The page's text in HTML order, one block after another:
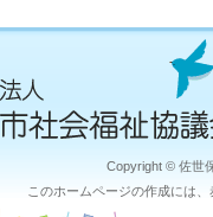
Copyright © 佐世
このホームページの作成には